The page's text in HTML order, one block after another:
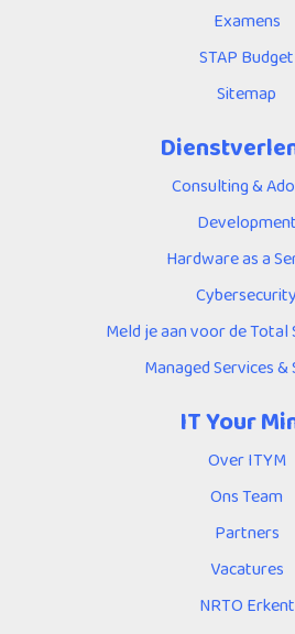
Examens
STAP Budget
Sitemap
Consulting &
Development
Hardware as a
Cybersecurity
Meld je aan voor de Total
Managed Services
IT Your
Over ITYM
Ons Team
Partners
Vacatures
NRTO Erkent